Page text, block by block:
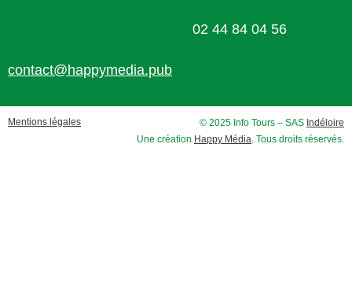
02 44 84 04 56
contact@happymedia.pub
Mentions légales © 2025 Info Tours – SAS Indéloire
Une création Happy Média . Tous droits réservés.